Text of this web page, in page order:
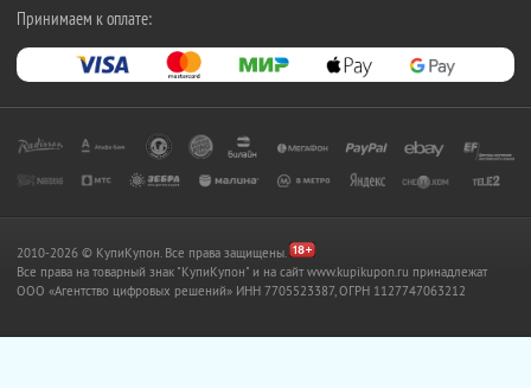
Принимаем к оплате:
2010-2026 © КупиКупон. Все права защищены.
Все права на товарный знак "КупиКупон" и на сайт www.kupikupon.ru принадлежат
OOO «Агентство цифровых решений» ИНН 7705523387, ОГРН 1127747063212